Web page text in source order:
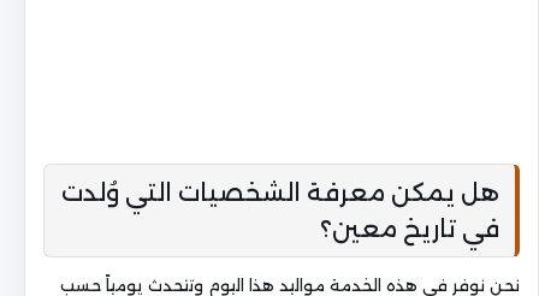
هل يمكن معرفة الشخصيات التي وُلدت
في تاريخ معين؟
نحن نوفر في هذه الخدمة مواليد هذا اليوم وتتحدث يومياً حسب